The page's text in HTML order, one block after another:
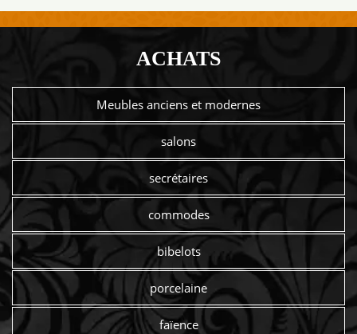
ACHATS
Meubles anciens et modernes
salons
secrétaires
commodes
bibelots
porcelaine
faïence